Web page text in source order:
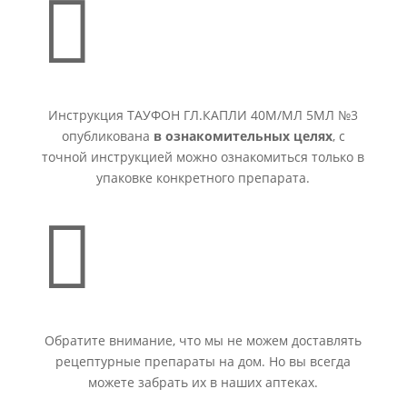

Инструкция ТАУФОН ГЛ.КАПЛИ 40М/МЛ 5МЛ №3
опубликована в ознакомительных целях, с
точной инструкцией можно ознакомиться только в
упаковке конкретного препарата.

Обратите внимание, что мы не можем доставлять
рецептурные препараты на дом. Но вы всегда
можете забрать их в наших аптеках.